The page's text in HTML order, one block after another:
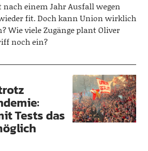
einem Jahr Ausfall wegen
fit. Doch kann Union wirklich
Wie viele Zugänge plant Oliver
noch ein?
Tests das